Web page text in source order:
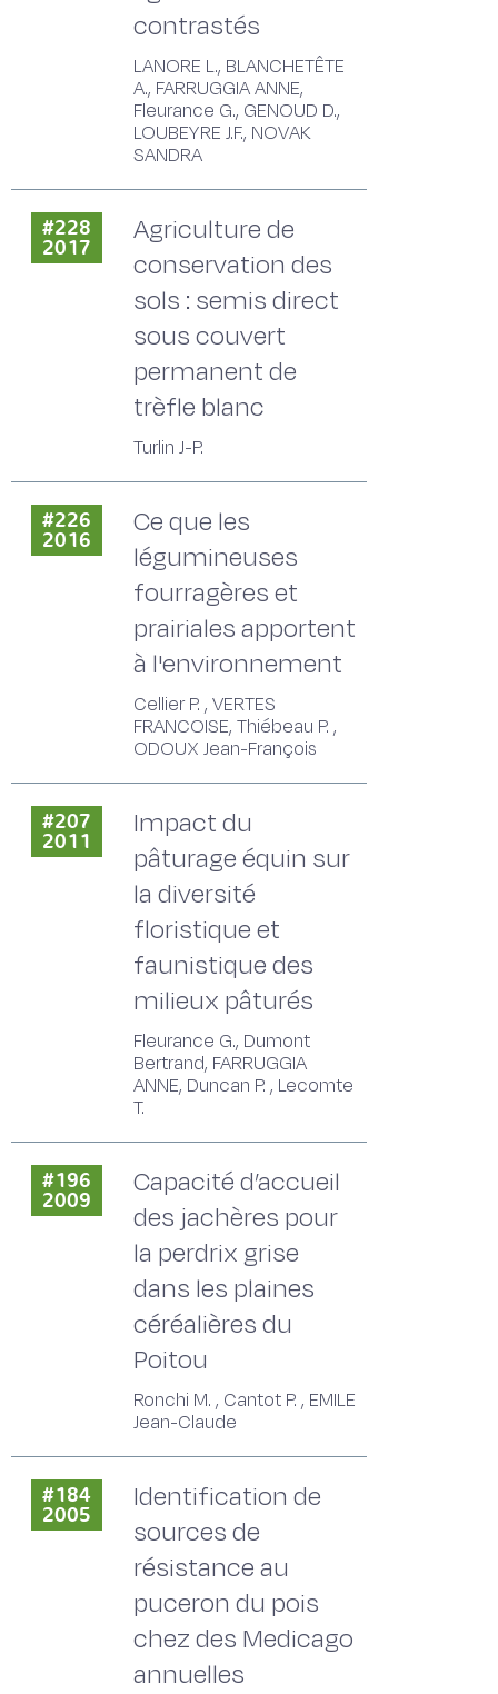
contrastés
LANORE L., BLANCHETÊTE
A., FARRUGGIA ANNE,
Fleurance G., GENOUD D.,
LOUBEYRE J.F., NOVAK
SANDRA
#228
2017
Agriculture de
conservation des
sols : semis direct
sous couvert
permanent de
trèfle blanc
Turlin J-P.
#226
2016
Ce que les
légumineuses
fourragères et
prairiales apportent
à l'environnement
Cellier P. , VERTES
FRANCOISE, Thiébeau P. ,
ODOUX Jean-François
#207
2011
Impact du
pâturage équin sur
la diversité
floristique et
faunistique des
milieux pâturés
Fleurance G., Dumont
Bertrand, FARRUGGIA
ANNE, Duncan P. , Lecomte
T.
#196
2009
Capacité d’accueil
des jachères pour
la perdrix grise
dans les plaines
céréalières du
Poitou
Ronchi M. , Cantot P. , EMILE
Jean-Claude
#184
2005
Identification de
sources de
résistance au
puceron du pois
chez des Medicago
annuelles